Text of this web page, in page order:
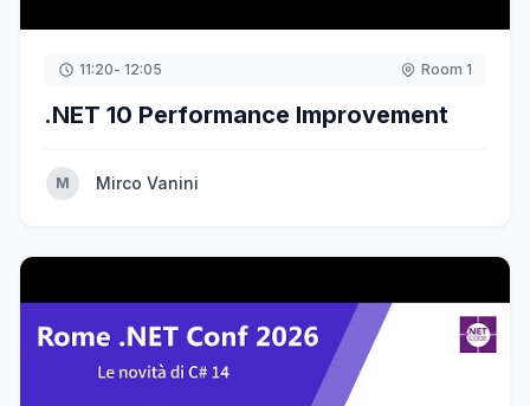
11:20- 12:05 Room 1
.NET 10 Performance Improvement
M Mirco Vanini